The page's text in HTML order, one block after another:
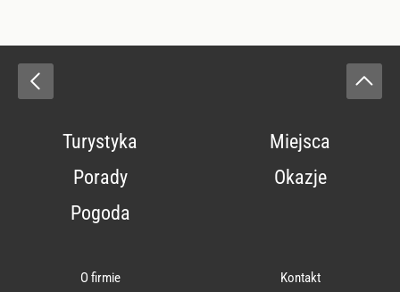
Turystyka
Miejsca
Porady
Okazje
Pogoda
O firmie
Kontakt